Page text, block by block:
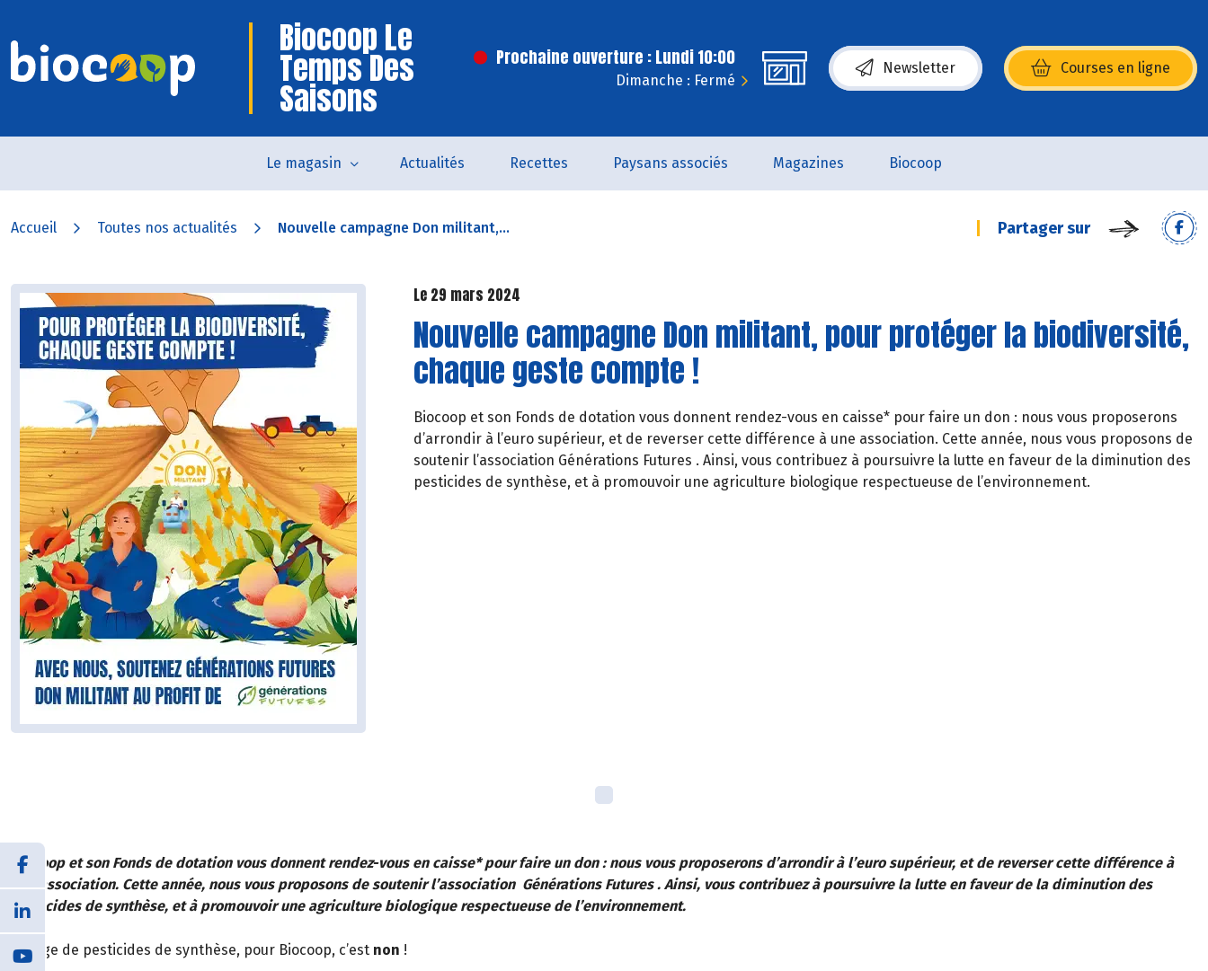
Biocoop Le
Temps Des
Saisons
Prochaine ouverture : Lundi 10:00
Dimanche : Fermé
Newsletter Courses en ligne
(s’ouvre dans une nouvelle fenêtre)
Le magasin Actualités Recettes Paysans associés Magazines Biocoop
Accueil Toutes nos actualités Nouvelle campagne Don militant,... Partager sur
Le 29 mars 2024
Nouvelle campagne Don militant, pour protéger la biodiversité,
chaque geste compte !
Biocoop et son Fonds de dotation vous donnent rendez-vous en caisse* pour faire un don : nous vous proposerons
d’arrondir à l’euro supérieur, et de reverser cette différence à une association. Cette année, nous vous proposons de
soutenir l’association Générations Futures . Ainsi, vous contribuez à poursuivre la lutte en faveur de la diminution des
pesticides de synthèse, et à promouvoir une agriculture biologique respectueuse de l’environnement.
Biocoop et son Fonds de dotation vous donnent rendez-vous en caisse* pour faire un don : nous vous proposerons d’arrondir à l’euro supérieur, et de reverser cette différence à
une association. Cette année, nous vous proposons de soutenir l’association Générations Futures . Ainsi, vous contribuez à poursuivre la lutte en faveur de la diminution des
pesticides de synthèse, et à promouvoir une agriculture biologique respectueuse de l’environnement.
L’usage de pesticides de synthèse, pour Biocoop, c’est non !